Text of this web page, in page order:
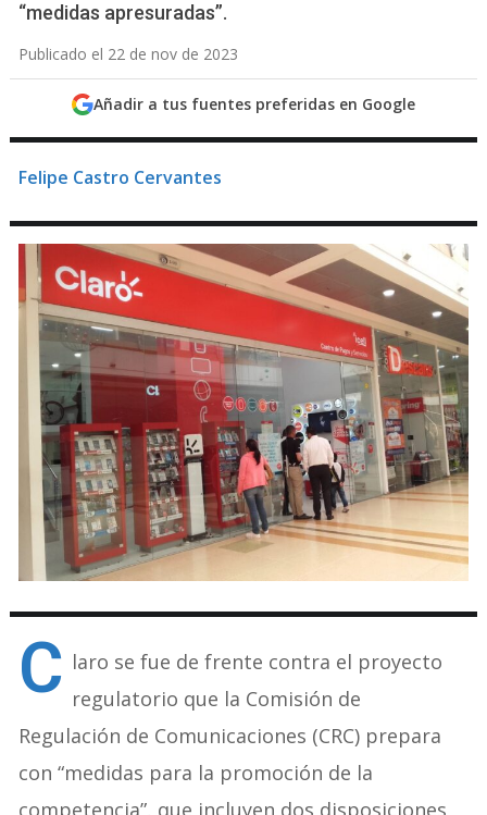
“medidas apresuradas”.
Publicado el 22 de nov de 2023
Añadir a tus fuentes preferidas en Google
Felipe Castro Cervantes
C laro se fue de frente contra el proyecto
regulatorio que la Comisión de
Regulación de Comunicaciones (CRC) prepara
con “medidas para la promoción de la